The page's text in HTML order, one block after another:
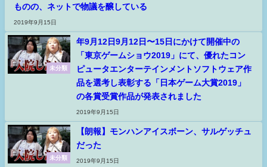
ものの、ネットで物議を醸している
2019年9月15日
未分類
年9月12日9月12日〜15日にかけて開催中の
「東京ゲームショウ2019」にて、優れたコン
ピュータエンターテインメントソフトウェア作
品を選考し表彰する「日本ゲーム大賞2019」
の各賞受賞作品が発表されました
2019年9月15日
未分類
【朗報】モンハンアイスボーン、サルゲッチュ
だった
2019年9月15日